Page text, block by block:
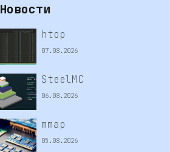
Новости
htop
07.08.2026
SteelMC
06.08.2026
mmap
05.08.2026